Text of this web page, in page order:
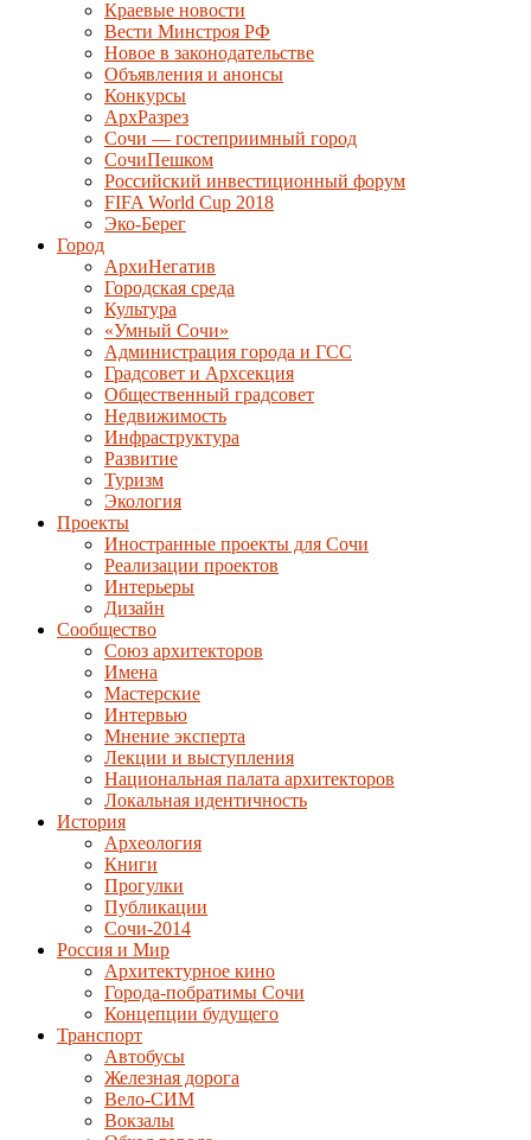
Краевые новости
Вести Минстроя РФ
Новое в законодательстве
Объявления и анонсы
Конкурсы
АрхРазрез
Сочи — гостеприимный город
СочиПешком
Российский инвестиционный форум
FIFA World Cup 2018
Эко-Берег
Город
АрхиНегатив
Городская среда
Культура
«Умный Сочи»
Администрация города и ГСС
Градсовет и Архсекция
Общественный градсовет
Недвижимость
Инфраструктура
Развитие
Туризм
Экология
Проекты
Иностранные проекты для Сочи
Реализации проектов
Интерьеры
Дизайн
Сообщество
Союз архитекторов
Имена
Мастерские
Интервью
Мнение эксперта
Лекции и выступления
Национальная палата архитекторов
Локальная идентичность
История
Археология
Книги
Прогулки
Публикации
Сочи-2014
Россия и Мир
Архитектурное кино
Города-побратимы Сочи
Концепции будущего
Транспорт
Автобусы
Железная дорога
Вело-СИМ
Вокзалы